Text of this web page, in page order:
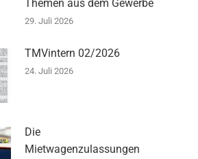
Themen aus dem Gewerbe
29. Juli 2026
TMVintern 02/2026
24. Juli 2026
Die
Mietwagenzulassungen